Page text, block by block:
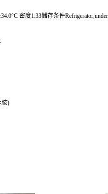
密度1.33储存条件
胺)